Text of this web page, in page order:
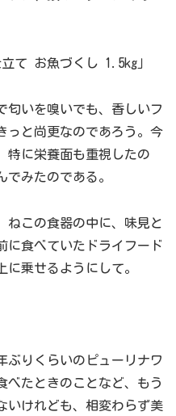
て お魚づくし 1.5kg」
匂いを嗅いでも、香しいフ
っと尚更なのであろう。今
特に栄養面も重視したの
みたのである。
ねこの食器の中に、味見と
に食べていたドライフード
乗せるようにして。
ぶりくらいのピューリナワ
べたときのことなど、もう
いけれども、相変わらず美